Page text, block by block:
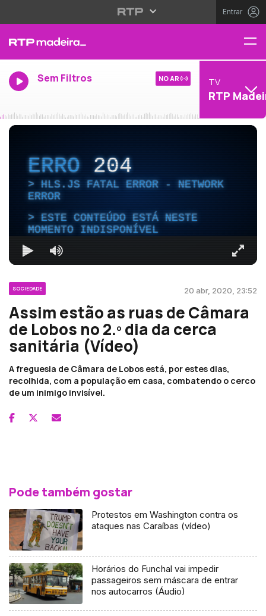
Entrar
Sem Filtros NO AR TV
RTP
ERRO204
HLS.JS FATAL ERROR - NETWORK
ERROR
ESTE CONTEÚDO ESTÁ NESTE
MOMENTO INDISPONÍVEL
SOCIEDADE 20 abr, 2020, 23:52
Assim estão as ruas de Câmara
de Lobos no 2.º dia da cerca
sanitária (Vídeo)
A freguesia de Câmara de Lobos está, por estes dias,
recolhida, com a população em casa, combatendo o cerco
de um inimigo invisível.
Pode também gostar
Protestos em Washington contra os
ataques nas Caraíbas (vídeo)
Horários do Funchal vai impedir
passageiros sem máscara de entrar
nos autocarros (Áudio)